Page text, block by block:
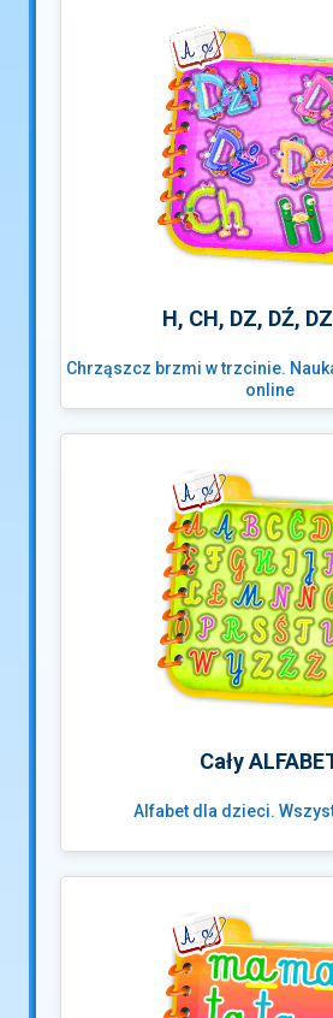
Chrząszcz brzmi w trzcinie.
online
Cały
Alfabet dla dzieci.